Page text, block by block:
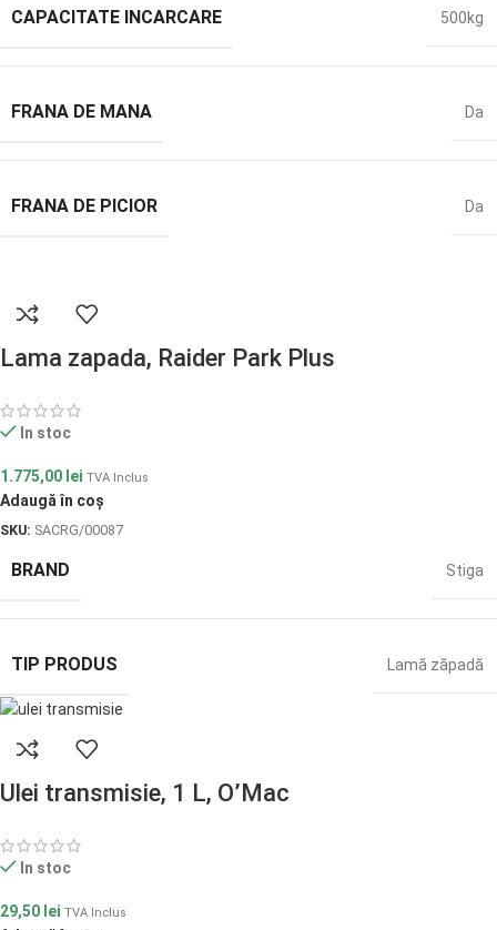
CAPACITATE INCARCARE 500kg
FRANA DE MANA Da
FRANA DE PICIOR Da
Lama zapada, Raider Park Plus
In stoc
1.775,00 lei TVA Inclus
Adaugă în coș
SKU: SACRG/00087
BRAND Stiga
TIP PRODUS Lamă zăpadă
Ulei transmisie, 1 L, O’Mac
In stoc
29,50 lei TVA Inclus